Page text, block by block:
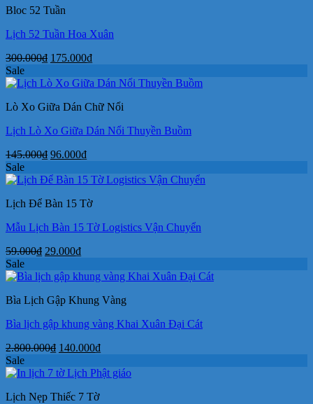
Bloc 52 Tuần
Lịch 52 Tuần Hoa Xuân
300.000₫ Giá
là:
175.000₫Giá
tại
175.000₫.
Sale
Lò Xo Giữa Dán Chữ Nổi
Lịch Lò Xo Giữa Dán Nổi Thuyền Buồm
145.000₫ Giá
là:
96.000₫Giá
tại
96.000₫.
Sale
Lịch Để Bàn 15 Tờ
Mẫu Lịch Bàn 15 Tờ Logistics Vận Chuyển
59.000₫ Giá
là:
29.000₫Giá
tại
29.000₫.
Sale
Bìa Lịch Gập Khung Vàng
Bìa lịch gập khung vàng Khai Xuân Đại Cát
2.800.000₫ Giá
là:
140.000₫Giá
tại
Sale
Lịch Nẹp Thiếc 7 Tờ